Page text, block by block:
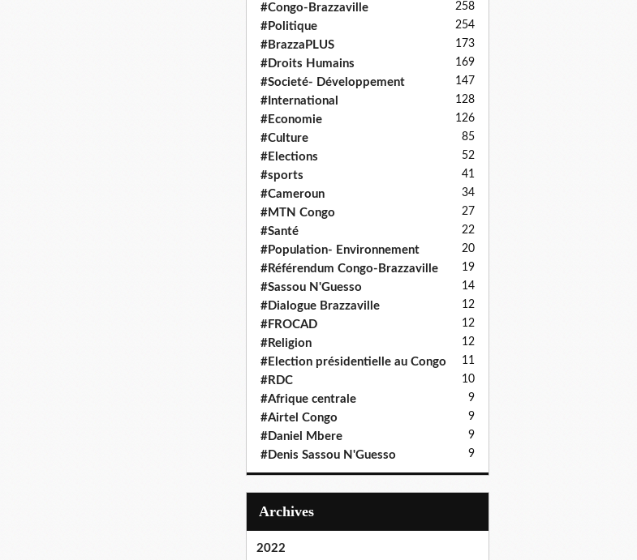
#Congo-Brazzaville 258
#Politique 254
#BrazzaPLUS 173
#Droits Humains 169
#Societé- Développement 147
#International 128
#Economie 126
#Culture 85
#Elections 52
#sports 41
#Cameroun 34
#MTN Congo 27
#Santé 22
#Population- Environnement 20
#Référendum Congo-Brazzaville 19
#Sassou N'Guesso 14
#Dialogue Brazzaville 12
#FROCAD 12
#Religion 12
#Election présidentielle au Congo 11
#RDC 10
#Afrique centrale 9
#Airtel Congo 9
#Daniel Mbere 9
#Denis Sassou N'Guesso 9
Archives
2022